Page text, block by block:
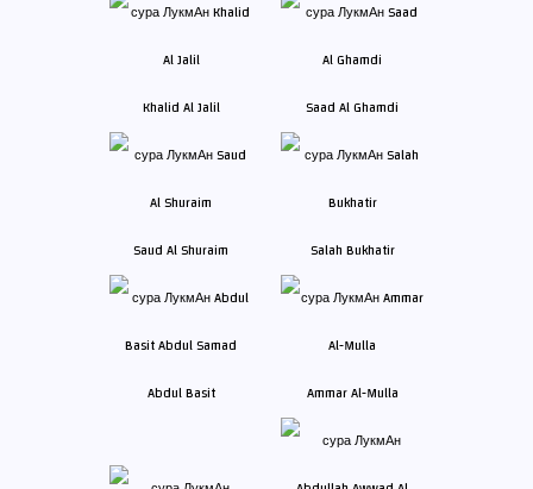
Khalid Al Jalil Saad Al Ghamdi
Saud Al Shuraim Salah Bukhatir
Abdul Basit Ammar Al-Mulla